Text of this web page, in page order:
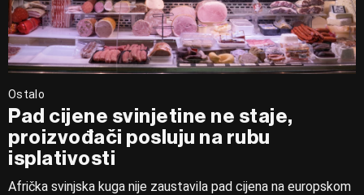
Ostalo
Pad cijene svinjetine ne staje,
proizvođači posluju na rubu
isplativosti
Afrička svinjska kuga nije zaustavila pad cijena na europskom